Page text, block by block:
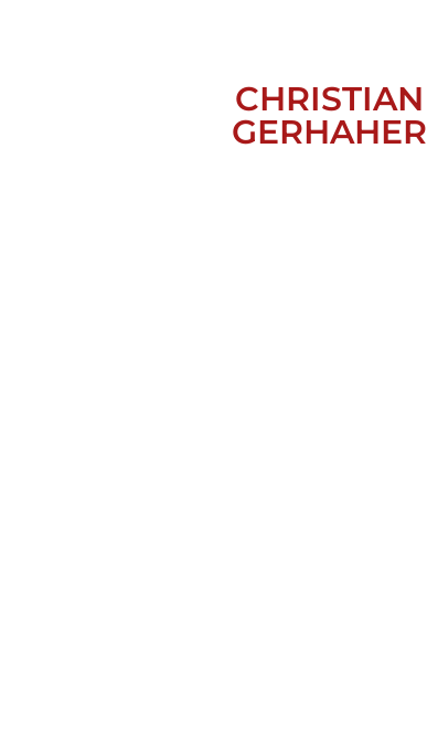
CHRISTIAN
GERHAHER